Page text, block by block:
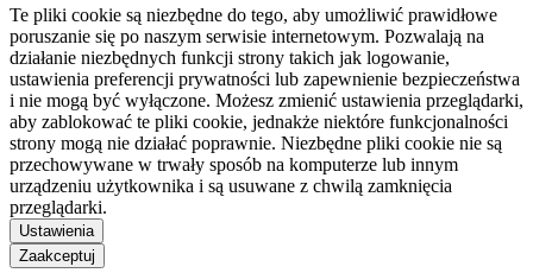
Te pliki cookie są niezbędne do tego, aby umożliwić prawidłowe
poruszanie się po naszym serwisie internetowym. Pozwalają na
działanie niezbędnych funkcji strony takich jak logowanie,
ustawienia preferencji prywatności lub zapewnienie bezpieczeństwa
i nie mogą być wyłączone. Możesz zmienić ustawienia przeglądarki,
aby zablokować te pliki cookie, jednakże niektóre funkcjonalności
strony mogą nie działać poprawnie. Niezbędne pliki cookie nie są
przechowywane w trwały sposób na komputerze lub innym
urządzeniu użytkownika i są usuwane z chwilą zamknięcia
przeglądarki.
Ustawienia
Zaakceptuj